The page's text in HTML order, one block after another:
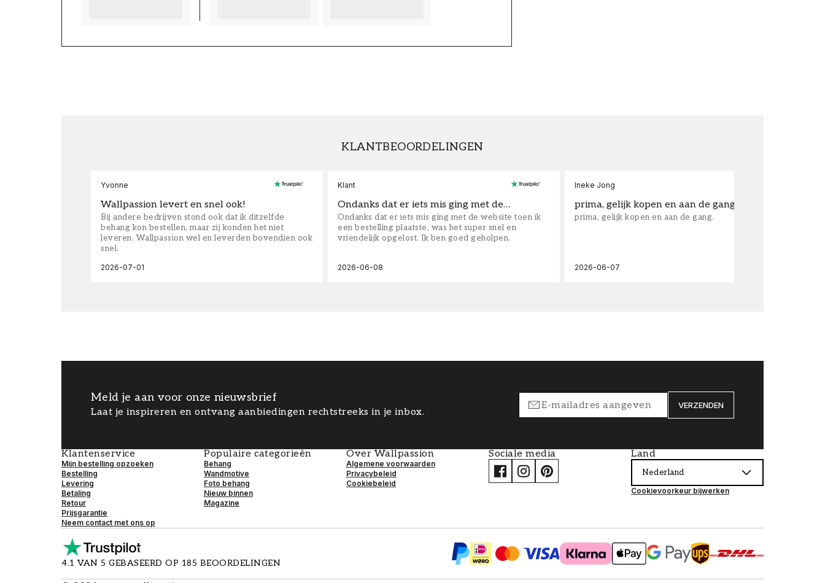
KLANTBEOORDELINGEN
Yvonne
Wallpassion levert en snel ook!
Bij andere bedrijven stond ook dat ik ditzelfde
behang kon bestellen, maar zij konden het niet
leveren. Wallpassion wel en leverden bovendien ook
snel.
2026-07-01
Klant
Ondanks dat er iets mis ging met de…
Ondanks dat er iets mis ging met de website toen ik
een bestelling plaatste, was het super snel en
vriendelijk opgelost. Ik ben goed geholpen.
2026-06-08
Ineke Jong
prima, gelijk kopen en aan de gang.
prima, gelijk kopen en aan de gang.
2026-06-07
Meld je aan voor onze nieuwsbrief
Laat je inspireren en ontvang aanbiedingen rechtstreeks in je inbox.
VERZENDEN
Klantenservice
Mijn bestelling opzoeken
Bestelling
Levering
Betaling
Retour
Prijsgarantie
Neem contact met ons op
Populaire categorieën
Behang
Wandmotive
Foto behang
Nieuw binnen
Magazine
Over Wallpassion
Algemene voorwaarden
Privacybeleid
Cookiebeleid
Sociale media Land
Nederland
Cookievoorkeur bijwerken
4.1 VAN 5 GEBASEERD OP 185 BEOORDELINGEN